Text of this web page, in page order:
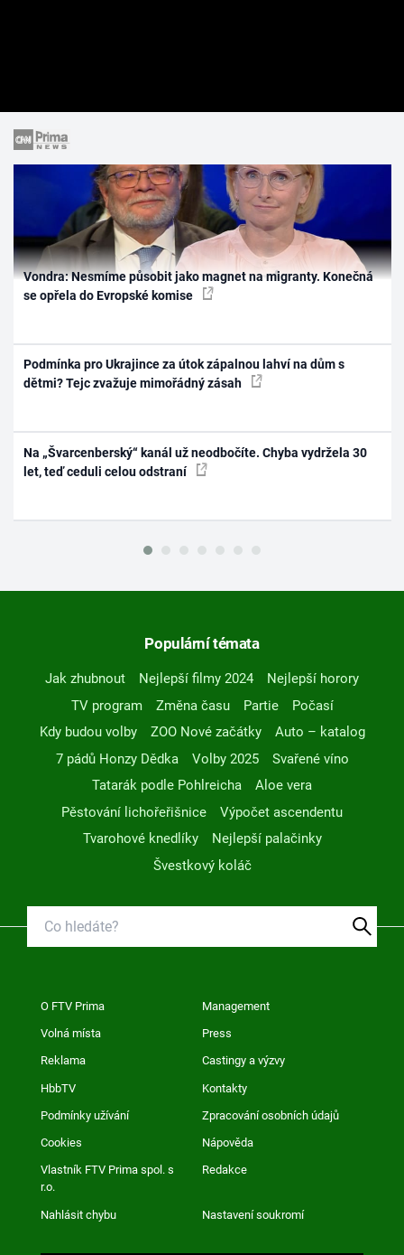
Vondra: Nesmíme působit jako magnet na migranty. Konečná
se opřela do Evropské komise
Podmínka pro Ukrajince za útok zápalnou lahví na dům s
dětmi? Tejc zvažuje mimořádný zásah
Na „Švarcenberský“ kanál už neodbočíte. Chyba vydržela 30
let, teď ceduli celou odstraní
Populární témata
Jak zhubnout Nejlepší filmy 2024
Nejlepší horory
TV program
Změna času Partie
Počasí
Kdy budou volby
ZOO Nové začátky
Auto – katalog
7 pádů Honzy Dědka
Volby 2025
Svařené víno
Tatarák podle Pohlreicha
Aloe vera
Pěstování lichořeřišnice
Výpočet ascendentu
Tvarohové knedlíky
Nejlepší palačinky
Švestkový koláč
O FTV Prima Management
Volná místa Press
Reklama Castingy a výzvy
HbbTV Kontakty
Podmínky užívání Zpracování osobních údajů
Cookies Nápověda
Vlastník FTV Prima spol. s
r.o.
Redakce
Nahlásit chybu Nastavení soukromí